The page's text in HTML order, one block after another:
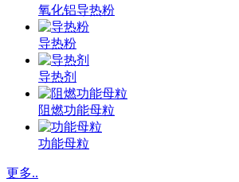
氧化铝导热粉
导热粉
导热剂
阻燃功能母粒
功能母粒
更多..